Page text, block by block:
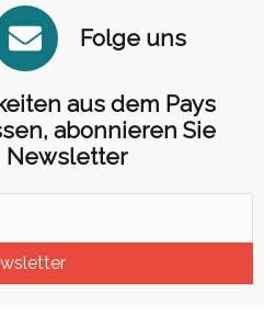
E
n
v
e
l
o
e
Folge uns
aus dem Pays
abonnieren Sie
Newsletter